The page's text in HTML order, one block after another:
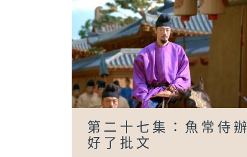
第二十七集：魚常侍辦
好了批文